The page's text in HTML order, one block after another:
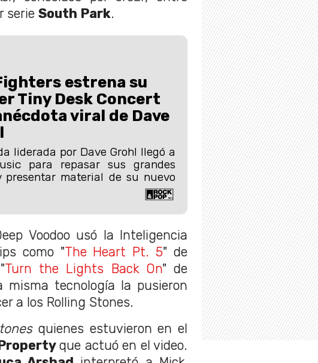
serie South Park.
estrena su
Tiny Desk Concert
viral de Dave
liderada por Dave Grohl llegó a
para repasar sus grandes
presentar material de su nuevo
Voodoo usó la Inteligencia
como "The Heart Pt. 5" de
Turn the Lights Back On" de
misma tecnología la pusieron
a los Rolling Stones.
quienes estuvieron en el
que actuó en el video.